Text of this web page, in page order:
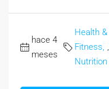
hace 4
meses
Health &
Fitness,
Nutrition
,